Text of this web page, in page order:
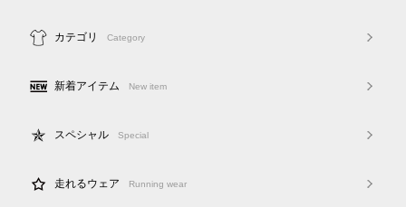
カテゴリ Category
新着アイテム New item
スペシャル Special
走れるウェア Running wear